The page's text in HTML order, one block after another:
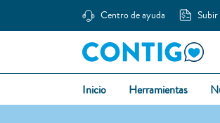
Centro de ayuda
Inicio Herramientas